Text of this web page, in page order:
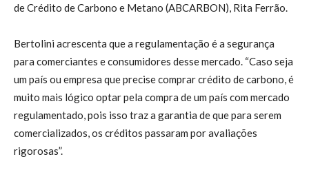
de Crédito de Carbono e Metano (ABCARBON), Rita Ferrão.
Bertolini acrescenta que a regulamentação é a segurança
para comerciantes e consumidores desse mercado. “Caso seja
um país ou empresa que precise comprar crédito de carbono, é
muito mais lógico optar pela compra de um país com mercado
regulamentado, pois isso traz a garantia de que para serem
comercializados, os créditos passaram por avaliações
rigorosas”.